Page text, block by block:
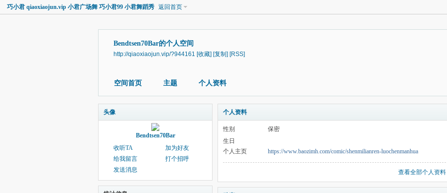
巧小君 qiaoxiaojun.vip 小君广场舞 巧小君99 小君舞蹈秀 返回首页
Bendtsen70Bar的个人空间
http://qiaoxiaojun.vip/?944161 [收藏] [复制] [RSS]
空间首页 主题 个人资料
头像
Bendtsen70Bar
收听TA
加为好友
给我留言
打个招呼
发送消息
个人资料
性别
保密
生日
个人主页
https://www.baozimh.com/comic/shenmilianren-luochenmanhua
查看全部个人资料